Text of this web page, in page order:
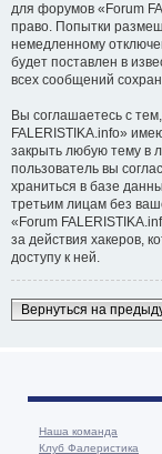
для форумов «Forum
право. Попытки
немедленному
будет поставлен в
всех сообщений
Вы соглашаетесь с
FALERISTIKA.info»
закрыть любую тему в
пользователь вы
храниться в базе
третьим лицам без
«Forum
за действия хакеров,
доступу к ней.
Вернуться на
Наша команда
Клуб Фалеристика